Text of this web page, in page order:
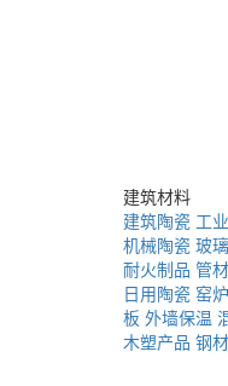
建筑材料
建筑陶瓷 工
机械陶瓷 玻
耐火制品 管
日用陶瓷 窑炉
板 外墙保温
木塑产品 钢材